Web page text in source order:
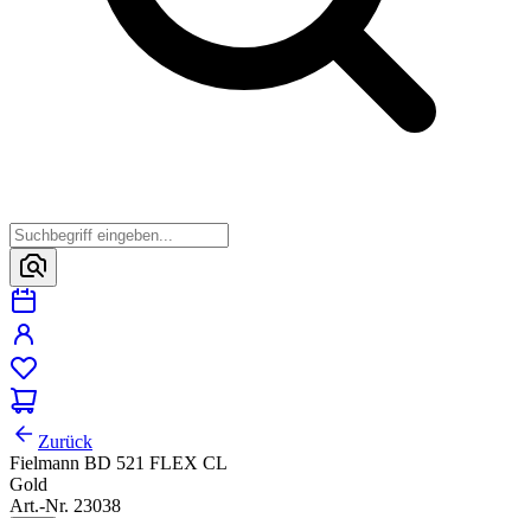
Zurück
Fielmann BD 521 FLEX CL
Gold
Art.-Nr. 23038